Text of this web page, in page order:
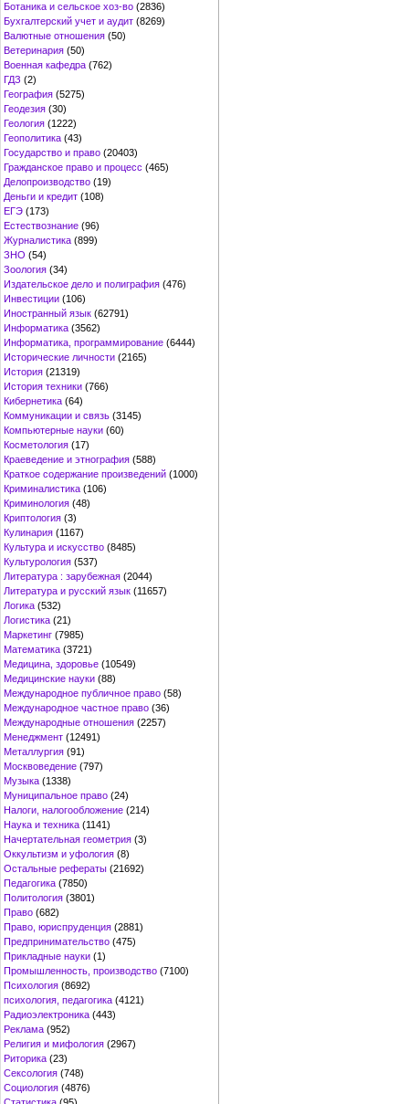
Ботаника и сельское хоз-во (2836)
Бухгалтерский учет и аудит (8269)
Валютные отношения (50)
Ветеринария (50)
Военная кафедра (762)
ГДЗ (2)
География (5275)
Геодезия (30)
Геология (1222)
Геополитика (43)
Государство и право (20403)
Гражданское право и процесс (465)
Делопроизводство (19)
Деньги и кредит (108)
ЕГЭ (173)
Естествознание (96)
Журналистика (899)
ЗНО (54)
Зоология (34)
Издательское дело и полиграфия (476)
Инвестиции (106)
Иностранный язык (62791)
Информатика (3562)
Информатика, программирование (6444)
Исторические личности (2165)
История (21319)
История техники (766)
Кибернетика (64)
Коммуникации и связь (3145)
Компьютерные науки (60)
Косметология (17)
Краеведение и этнография (588)
Краткое содержание произведений (1000)
Криминалистика (106)
Криминология (48)
Криптология (3)
Кулинария (1167)
Культура и искусство (8485)
Культурология (537)
Литература : зарубежная (2044)
Литература и русский язык (11657)
Логика (532)
Логистика (21)
Маркетинг (7985)
Математика (3721)
Медицина, здоровье (10549)
Медицинские науки (88)
Международное публичное право (58)
Международное частное право (36)
Международные отношения (2257)
Менеджмент (12491)
Металлургия (91)
Москвоведение (797)
Музыка (1338)
Муниципальное право (24)
Налоги, налогообложение (214)
Наука и техника (1141)
Начертательная геометрия (3)
Оккультизм и уфология (8)
Остальные рефераты (21692)
Педагогика (7850)
Политология (3801)
Право (682)
Право, юриспруденция (2881)
Предпринимательство (475)
Прикладные науки (1)
Промышленность, производство (7100)
Психология (8692)
психология, педагогика (4121)
Радиоэлектроника (443)
Реклама (952)
Религия и мифология (2967)
Риторика (23)
Сексология (748)
Социология (4876)